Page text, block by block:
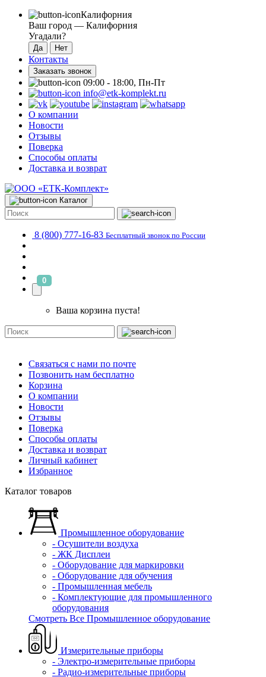
Калифорния
Ваш город — Калифорния
Угадали?
Контакты
Заказать звонок
09:00 - 18:00, Пн-Пт
info@etk-komplekt.ru
О компании
Новости
Отзывы
Поверка
Способы оплаты
Доставка и возврат
Каталог
8 (800) 777-16-83 Бесплатный звонок по России
0
Ваша корзина пуста!
Связаться с нами по почте
Позвонить нам бесплатно
Корзина
О компании
Новости
Отзывы
Поверка
Способы оплаты
Доставка и возврат
Личный кабинет
Избранное
Каталог товаров
Промышленное оборудование
- Осушители воздуха
- ЖК Дисплеи
- Оборудование для маркировки
- Оборудование для обучения
- Промышленная мебель
- Комплектующие для промышленного
оборудования
Смотреть Все Промышленное оборудование
Измерительные приборы
- Электро-измерительные приборы
- Радио-измерительные приборы